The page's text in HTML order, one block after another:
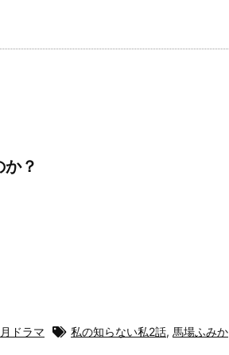
？
ドラマ 私の知らない私2話, 馬場ふみか